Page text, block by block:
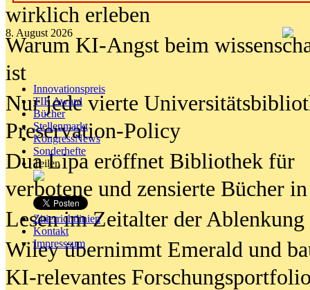
8. August 2026
Innovationspreis
TIP Award
Bücher
Stellenmarkt
KongressNews
Sonderhefte
Teilen
Zitierrichtlinien
Kontakt
Impresssum
wirklich erleben
Warum KI-Angst beim
ist
Nur jede vierte
Preservation-Policy
Dua Lipa eröffnet Bibliothek für
verbotene und zensierte Bücher
Lesen im Zeitalter der Ablenkung
Wiley übernimmt Emerald und
KI-relevantes